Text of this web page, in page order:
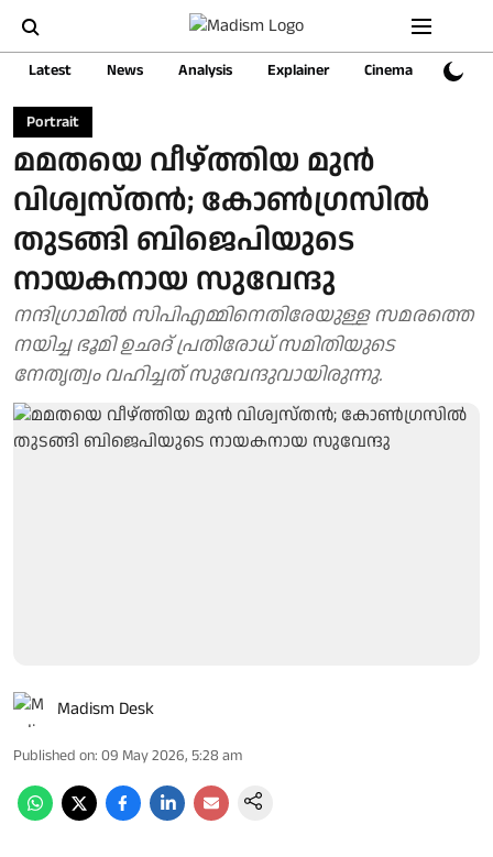
Latest News Analysis Explainer Cinema Sports
Portrait
മമതയെ വീഴ്ത്തിയ മുൻ
വിശ്വസ്തൻ; കോണ്‍ഗ്രസില്‍
തുടങ്ങി ബിജെപിയുടെ
നായകനായ സുവേന്ദു
നന്ദിഗ്രാമില്‍ സിപിഎമ്മിനെതിരേയുള്ള സമരത്തെ
നയിച്ച ഭൂമി ഉഛദ് പ്രതിരോധ് സമിതിയുടെ
നേതൃത്വം വഹിച്ചത് സുവേന്ദുവായിരുന്നു.
Madism Desk
Published on: 09 May 2026, 5:28 am